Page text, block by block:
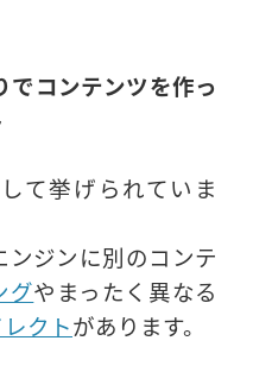
コンテンツを作っ
て挙げられていま
ジンに別のコンテ
グやまったく異なる
クトがあります。